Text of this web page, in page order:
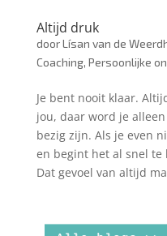
Altijd druk
doorLísan van de
Coaching, Persoonlijke
Je bent nooit klaar.
jou, daar word je
bezig zijn. Als je even
en begint het al snel te
Dat gevoel van altijd